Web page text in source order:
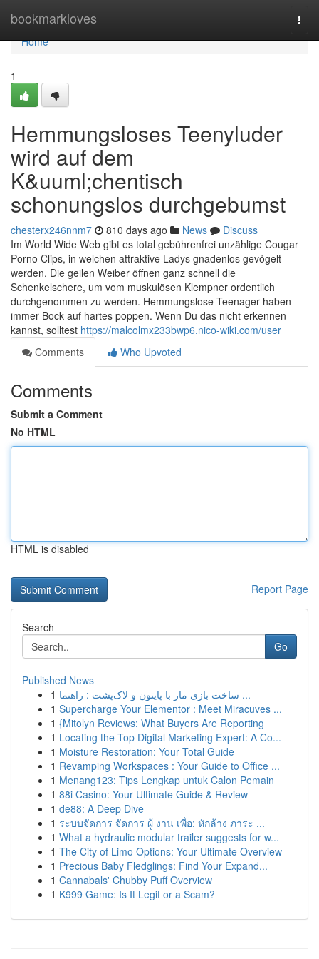
bookmarkloves
Home
Home
1
Hemmungsloses Teenyluder
wird auf dem
K&uuml;chentisch
schonungslos durchgebumst
chesterx246nnm7 810 days ago News
Discuss
Im World Wide Web gibt es total gebührenfrei unzählige Cougar
Porno Clips, in welchen attraktive Ladys gnadenlos gevögelt
werden. Die geilen Weiber öffnen ganz schnell die
Schenkelschere, um vom muskulösen Klempner ordentlich
durchgenommen zu werden. Hemmungslose Teenager haben
immer Bock auf hartes poppen. Wenn Du das nicht erkennen
kannst, solltest https://malcolmx233bwp6.nico-wiki.com/user
Comments
Who Upvoted
Comments
Submit a Comment
No HTML
HTML is disabled
Report Page
Search
Go
Published News
1
ساخت بازی مار با پایتون و لاک‌پشت : راهنما ...
1 Supercharge Your Elementor : Meet Miracuves ...
1 {Mitolyn Reviews: What Buyers Are Reporting
1 Locating the Top Digital Marketing Expert: A Co...
1 Moisture Restoration: Your Total Guide
1 Revamping Workspaces : Your Guide to Office ...
1 Menang123: Tips Lengkap untuk Calon Pemain
1 88i Casino: Your Ultimate Guide & Review
1 de88: A Deep Dive
1 ระบบจัดการ จัดการ ผู้ งาน เพื่อ: หักล้าง ภาระ ...
1 What a hydraulic modular trailer suggests for w...
1 The City of Limo Options: Your Ultimate Overview
1 Precious Baby Fledglings: Find Your Expand...
1 Cannabals' Chubby Puff Overview
1 K999 Game: Is It Legit or a Scam?